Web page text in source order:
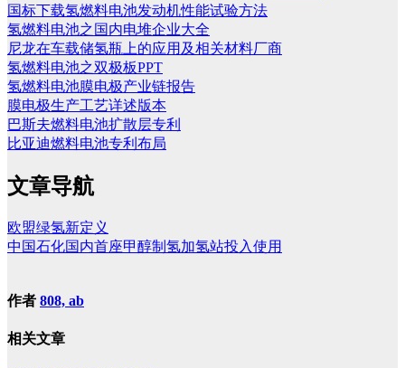
国标下载氢燃料电池发动机性能试验方法
氢燃料电池之国内电堆企业大全
尼龙在车载储氢瓶上的应用及相关材料厂商
氢燃料电池之双极板PPT
氢燃料电池膜电极产业链报告
膜电极生产工艺详述版本
巴斯夫燃料电池扩散层专利
比亚迪燃料电池专利布局
文章导航
欧盟绿氢新定义
中国石化国内首座甲醇制氢加氢站投入使用
作者 808, ab
相关文章